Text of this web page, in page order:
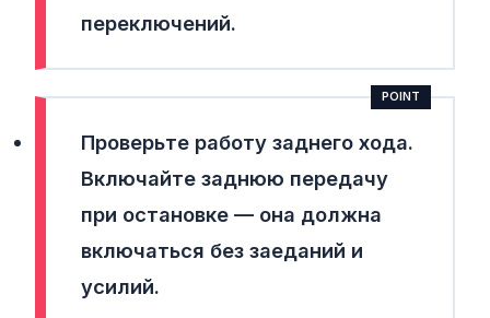
переключений.
Проверьте работу заднего хода.
Включайте заднюю передачу
при остановке — она должна
включаться без заеданий и
усилий.